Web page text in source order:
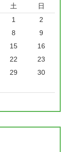
土 日
1
2
8
9
15
16
22
23
29
30